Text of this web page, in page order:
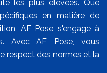
les plus élevées. Que
en matière de
AF Pose s'engage à
Avec AF Pose, vous
respect des normes et la